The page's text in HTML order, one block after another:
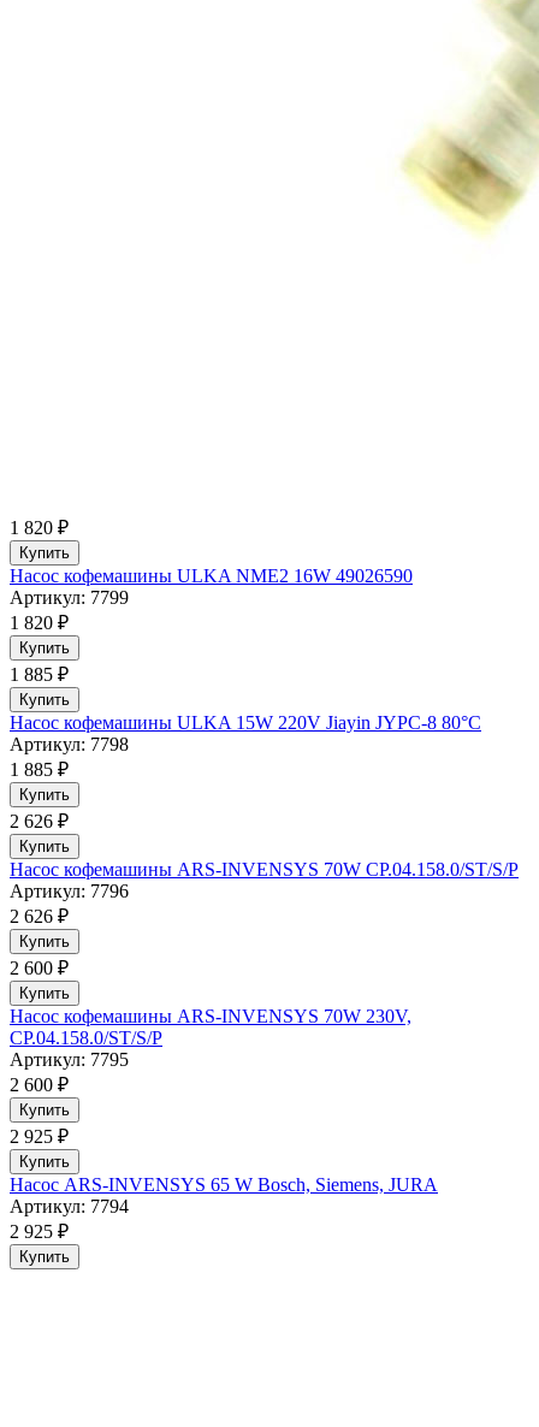
1 820 ₽
Купить
Насос кофемашины ULKA NME2 16W 49026590
Артикул: 7799
1 820 ₽
Купить
1 885 ₽
Купить
Насос кофемашины ULKA 15W 220V Jiayin JYPC-8 80°C
Артикул: 7798
1 885 ₽
Купить
2 626 ₽
Купить
Насос кофемашины ARS-INVENSYS 70W CP.04.158.0/ST/S/P
Артикул: 7796
2 626 ₽
Купить
2 600 ₽
Купить
Насос кофемашины ARS-INVENSYS 70W 230V,
CP.04.158.0/ST/S/P
Артикул: 7795
2 600 ₽
Купить
2 925 ₽
Купить
Насос ARS-INVENSYS 65 W Bosch, Siemens, JURA
Артикул: 7794
2 925 ₽
Купить